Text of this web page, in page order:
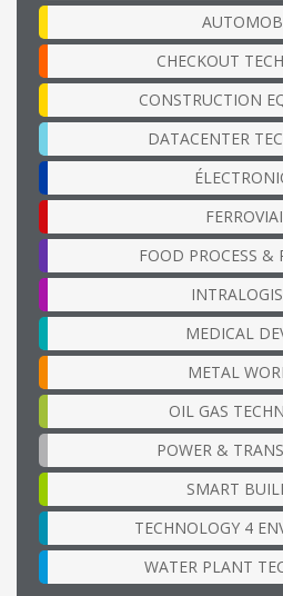
CHECKOUT
CONSTRUCTION
DATACENTER
FOOD PROCESS &
MEDICAL
METAL
OIL GAS
POWER &
SMART
TECHNOLOGY 4
WATER PLANT